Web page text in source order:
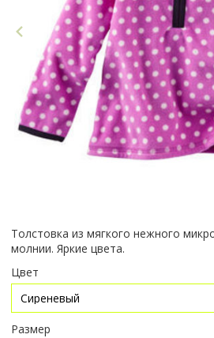
Толстовка из мягкого нежного
молнии. Яркие цвета.
Цвет
Размер